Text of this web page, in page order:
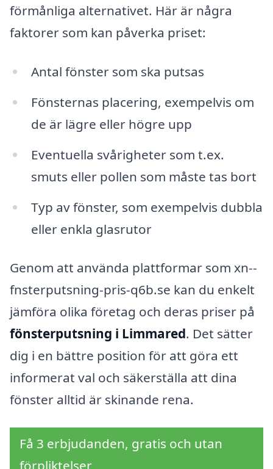
förmånliga alternativet. Här är några
faktorer som kan påverka priset:
Antal fönster som ska putsas
Fönsternas placering, exempelvis om
de är lägre eller högre upp
Eventuella svårigheter som t.ex.
smuts eller pollen som måste tas bort
Typ av fönster, som exempelvis dubbla
eller enkla glasrutor
Genom att använda plattformar som xn--
fnsterputsning-pris-q6b.se kan du enkelt
jämföra olika företag och deras priser på
fönsterputsning i Limmared. Det sätter
dig i en bättre position för att göra ett
informerat val och säkerställa att dina
fönster alltid är skinande rena.
Få 3 erbjudanden, gratis och utan
förpliktelser